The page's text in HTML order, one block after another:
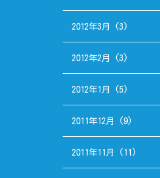
2012年3月 (3)
2012年2月 (3)
2012年1月 (5)
2011年12月 (9)
2011年11月 (11)